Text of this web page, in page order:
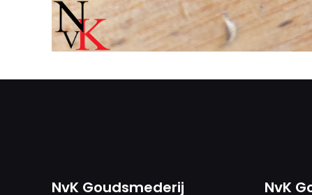
NvK Goudsmederij NvK